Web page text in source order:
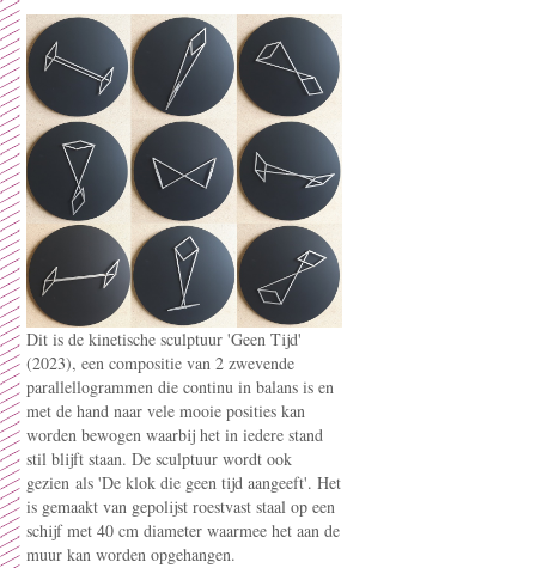
Dit is de kinetische sculptuur 'Geen Tijd'
(2023), een compositie van 2 zwevende
parallellogrammen die continu in balans is en
met de hand naar vele mooie posities kan
worden bewogen waarbij het in iedere stand
stil blijft staan. De sculptuur wordt ook
gezien als 'De klok die geen tijd aangeeft'. Het
is gemaakt van gepolijst roestvast staal op een
schijf met 40 cm diameter waarmee het aan de
muur kan worden opgehangen.